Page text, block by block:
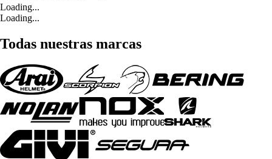
Loading...
Loading...
Todas nuestras marcas